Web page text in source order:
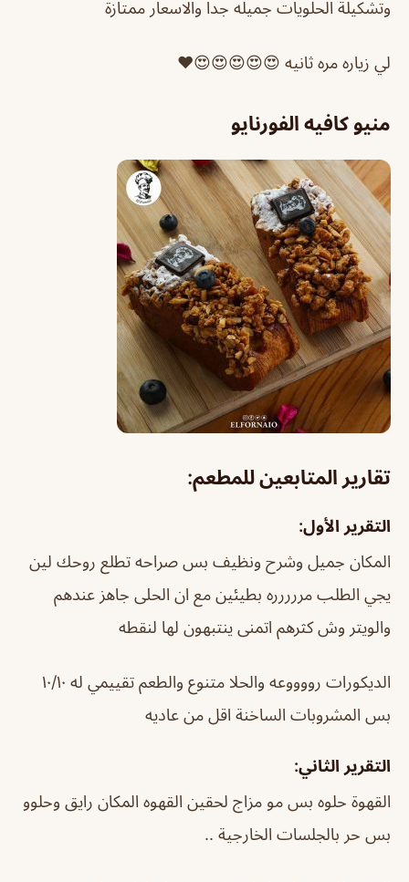
وتشكيلة الحلويات جميله جداً والاسعار ممتازة
لي زياره مره ثانيه 😍😍😍😍😍❤️
منيو كافيه الفورنايو
تقارير المتابعين للمطعم:
التقرير الأول:
المكان جميل وشرح ونظيف بس صراحه تطلع روحك لين
يجي الطلب مررررره بطيئين مع ان الحلى جاهز عندهم
والويتر وش كثرهم اتمنى ينتبهون لها لنقطه
الديكورات رووووعه والحلا متنوع والطعم تقييمي له ١٠/١٠
بس المشروبات الساخنة اقل من عاديه
التقرير الثاني:
القهوة حلوه بس مو مزاج لحقين القهوه المكان رايق وحلوو
بس حر بالجلسات الخارجية ..